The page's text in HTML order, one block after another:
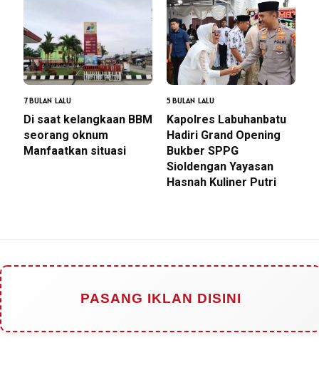
7 BULAN LALU
Di saat kelangkaan BBM
seorang oknum
Manfaatkan situasi
5 BULAN LALU
Kapolres Labuhanbatu
Hadiri Grand Opening
Bukber SPPG
Sioldengan Yayasan
Hasnah Kuliner Putri
PASANG IKLAN DISINI